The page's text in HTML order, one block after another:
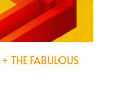
+ THE FABULOUS